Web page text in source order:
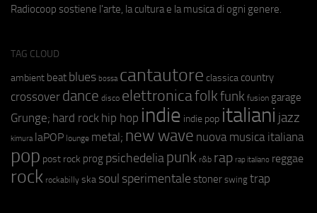
Radiocoop sostiene l'arte, la cultura e la musica di ogni genere.
TAG CLOUD
ambient beat blues bossa cantautore classica country
crossover dance disco elettronicafolkfunk fusion garage
Grunge; hard rock hip hop indie indie pop italiani jazz
kimura laPOP lounge metal; new wave nuova musica italiana
pop post rock prog psichedeliapunk r&b rap rap italiano reggae
rock rockabilly ska soul sperimentale stoner swing trap